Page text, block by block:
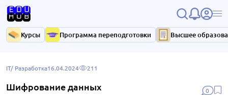
Курсы Программа переподготовки Высшее
0
IT/ Разработка16.04.2024 211
Шифрование данных